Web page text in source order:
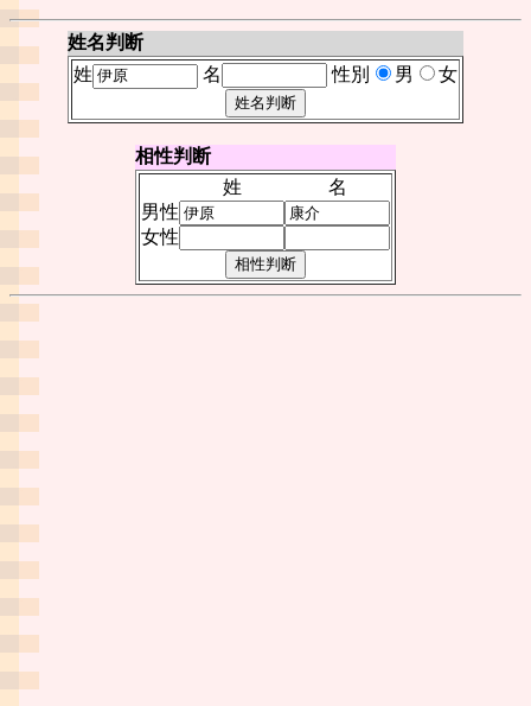
姓名判断
姓
名 性別 男 女
相性判断
姓
名
男性
女性